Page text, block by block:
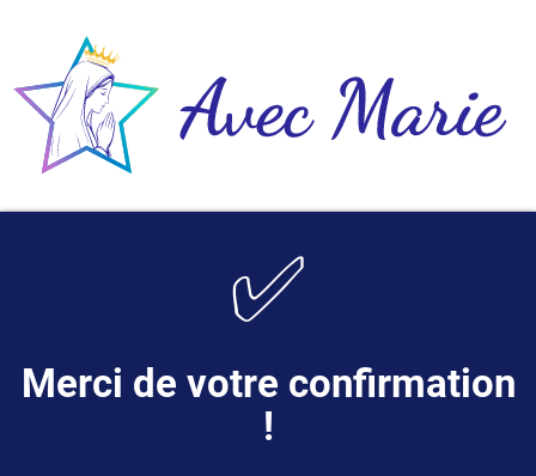
✅
Merci de votre confirmation
!